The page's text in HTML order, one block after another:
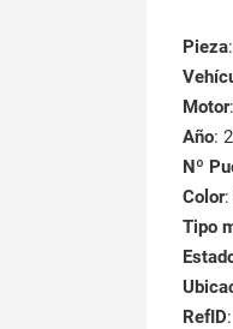
Pieza
Motor
Año:
Nº
Color:
Tipo
RefID